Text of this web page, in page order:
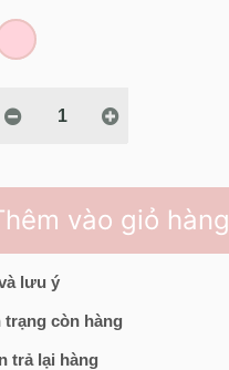
vào giỏ hàng
lưu ý
trạng còn hàng
trả lại hàng